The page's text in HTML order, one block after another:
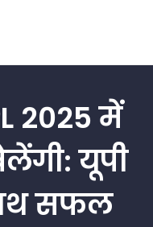
2025 में
यूपी
सफल